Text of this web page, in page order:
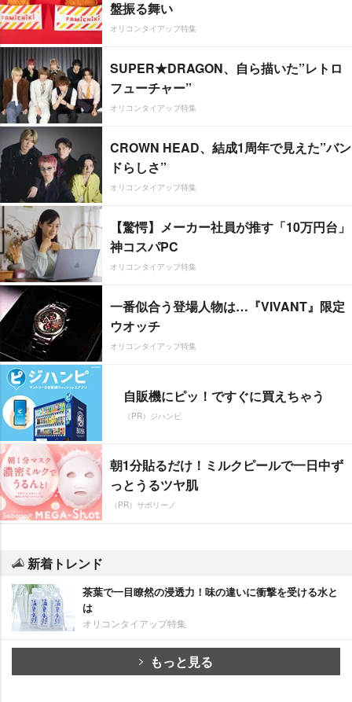
盤振る舞い
オリコンタイアップ特集
SUPER★DRAGON、自ら描いた”レトロ
フューチャー”
オリコンタイアップ特集
CROWN HEAD、結成1周年で見えた”バン
ドらしさ”
オリコンタイアップ特集
【驚愕】メーカー社員が推す「10万円台」
神コスパPC
オリコンタイアップ特集
一番似合う登場人物は…『VIVANT』限定
ウオッチ
オリコンタイアップ特集
自販機にピッ！ですぐに買えちゃう
（PR）ジハンピ
朝1分貼るだけ！ミルクピールで一日中ず
っとうるツヤ肌
（PR）サボリーノ
新着トレンド
茶葉で一目瞭然の浸透力！味の違いに衝撃を受ける水と
は
オリコンタイアップ特集
もっと見る